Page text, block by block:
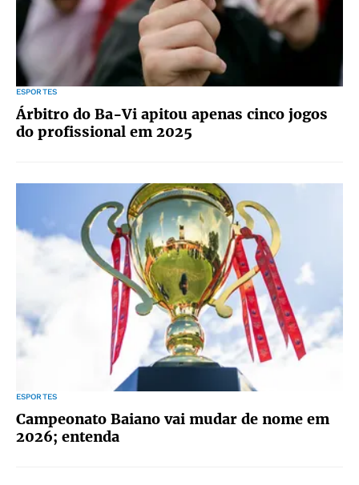
ESPORTES
Árbitro do Ba-Vi apitou apenas cinco jogos
do profissional em 2025
ESPORTES
Campeonato Baiano vai mudar de nome em
2026; entenda